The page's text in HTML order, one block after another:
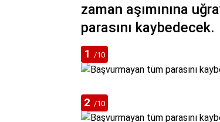
zaman aşımınına
parasını kaybedecek.
1 /10
2 /10